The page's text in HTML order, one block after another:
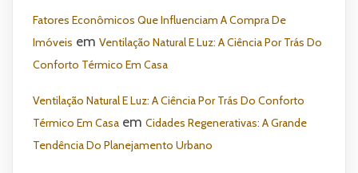
Fatores Econômicos Que Influenciam A Compra De
Imóveis em Ventilação Natural E Luz: A Ciência Por Trás Do
Conforto Térmico Em Casa
Ventilação Natural E Luz: A Ciência Por Trás Do Conforto
Térmico Em Casa em Cidades Regenerativas: A Grande
Tendência Do Planejamento Urbano